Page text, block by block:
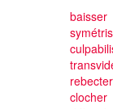
baisser
rebecter
clocher